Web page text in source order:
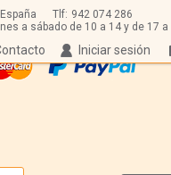
Tlf: 942 074 286
a sábado de 10 a 14 y de 17 a
Iniciar sesión